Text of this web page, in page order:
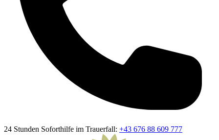
24 Stunden Soforthilfe im Trauerfall: +43 676 88 609 777